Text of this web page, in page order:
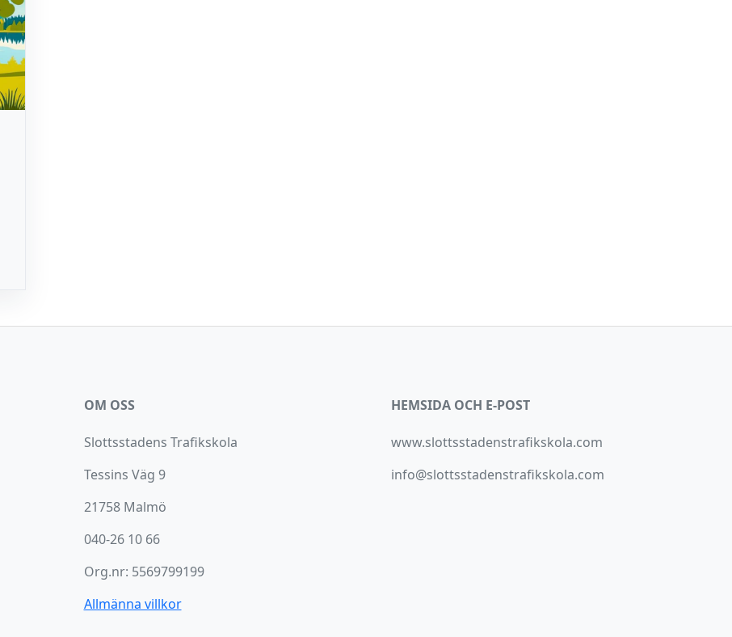
OM OSS
Slottsstadens Trafikskola
Tessins Väg 9
21758 Malmö
040-26 10 66
Org.nr: 5569799199
Allmänna villkor
HEMSIDA OCH E-POST
www.slottsstadenstrafikskola.com
info@slottsstadenstrafikskola.com